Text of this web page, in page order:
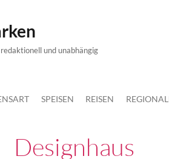
und unabhängig
SPEISEN REISEN
Designhaus